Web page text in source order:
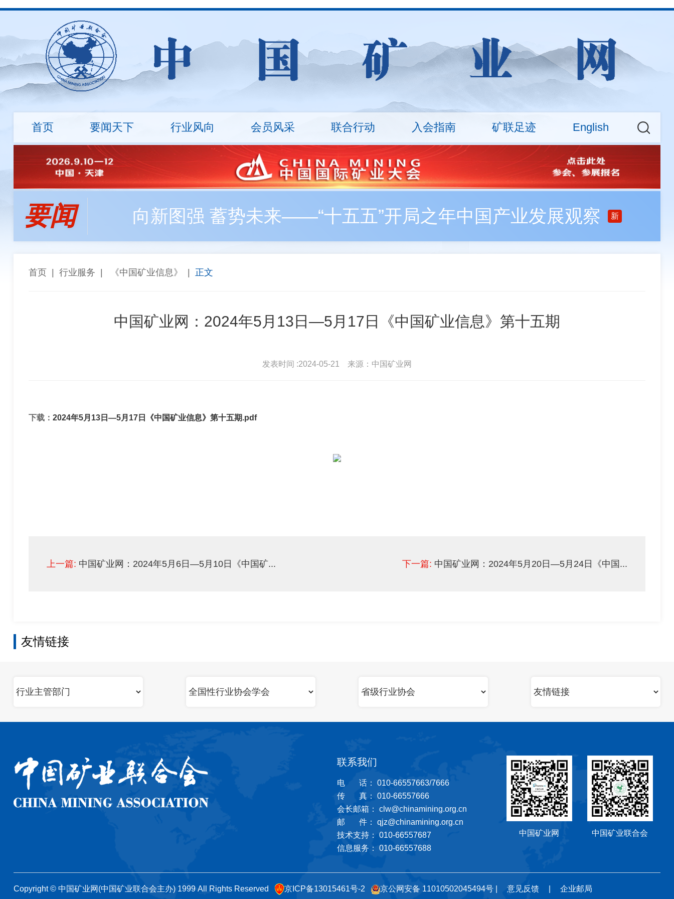
首页 要闻天下 行业风向 会员风采 联合行动 入会指南 矿联足迹 English
会长
程利伟
负责人
程利伟 王永才 王炯辉 王蕾 丛革臣
刘 钦 刘炳宇 邹玮 刘敬锟
李全生 陈长宏 陈景河 苑占永
张斗群 王乐译 唐 社 董建雄 王进平
秘书长
车长波
协会架构
协会简介 协会章程 组织机构 分支机构 联系我们
行业资讯 国际动态 统计数据 行业报告 技术装备
地勘诚信 标准建设 ESG治理 矿业沙龙 万里行 技能竞赛 矿业权交易专场活动
入会流程 会员权益 会费标准
CMA News About
会员资讯
探矿工程所自主研发数字岩心钻机，最大钻进深度达20...
中国矿业大学筹建战略矿产资源学院
希尔威参股企业实现厄瓜多尔金铜矿勘探重大突破 单孔...
会员展示
新入会会员
要闻 向新图强 蓄势未来——“十五五”开局之年中国产业发展观察 新
首页 行业服务 《中国矿业信息》 正文
中国矿业网：2024年5月13日—5月17日《中国矿业信息》第十五期
发表时间 :2024-05-21 来源：中国矿业网
下载： 2024年5月13日—5月17日《中国矿业信息》第十五期.pdf
上一篇: 中国矿业网：2024年5月6日—5月10日《中国矿... 下一篇: 中国矿业网：2024年5月20日—5月24日《中国...
友情链接
联系我们
电 话： 010-66557663/7666
传 真： 010-66557666
会长邮箱： clw@chinamining.org.cn
邮 件： qjz@chinamining.org.cn
技术支持： 010-66557687
信息服务： 010-66557688
中国矿业网 中国矿业联合会
Copyright © 中国矿业网(中国矿业联合会主办) 1999 All Rights Reserved 京ICP备13015461号-2 京公网安备 11010502045494号| 意见反馈 企业邮局